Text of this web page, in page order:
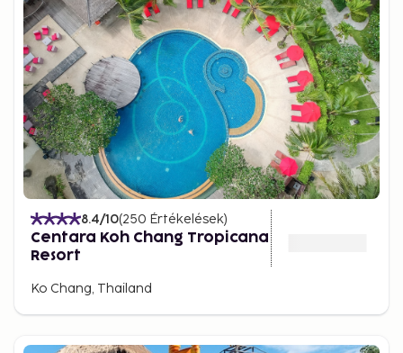
8.4/10(250 Értékelések)
Centara Koh Chang Tropicana
Resort
Ko Chang, Thailand